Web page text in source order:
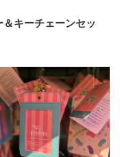
キーチェーンセッ